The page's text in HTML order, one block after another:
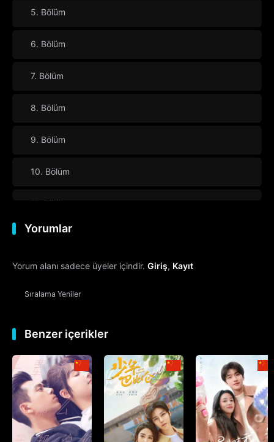
5. Bölüm
6. Bölüm
7. Bölüm
8. Bölüm
9. Bölüm
10. Bölüm
11. Bölüm
12. Bölüm
13. Bölüm
14. Bölüm
15. Bölüm
16. Bölüm
17. Bölüm
18. Bölüm
Yorumlar
Yorum alanı sadece üyeler içindir. Giriş, Kayıt
Sıralama Yeniler
Benzer içerikler